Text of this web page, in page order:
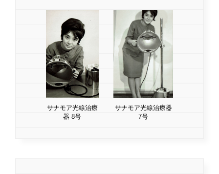
サナモア光線治療
器 8号
サナモア光線治療器
7号